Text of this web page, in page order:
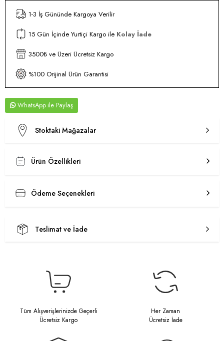
1-3 İş Gününde Kargoya Verilir
15 Gün İçinde Yurtiçi Kargo ile Kolay İade
3500₺ ve Üzeri Ücretsiz Kargo
%100 Orijinal Ürün Garantisi
WhatsApp
Stoktaki Mağazalar
Ürün Özellikleri
Ödeme Seçenekleri
Teslimat ve İade
Tüm Alışverişlerinizde Geçerli
Ücretsiz Kargo
Her Zaman
Ücretsiz İade